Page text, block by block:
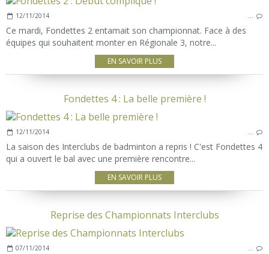
12/11/2014 …
Ce mardi, Fondettes 2 entamait son championnat. Face à des
équipes qui souhaitent monter en Régionale 3, notre...
EN SAVOIR PLUS
Fondettes 4 : La belle première !
12/11/2014 …
La saison des Interclubs de badminton a repris ! C'est Fondettes 4
qui a ouvert le bal avec une première rencontre...
EN SAVOIR PLUS
Reprise des Championnats Interclubs
07/11/2014 …